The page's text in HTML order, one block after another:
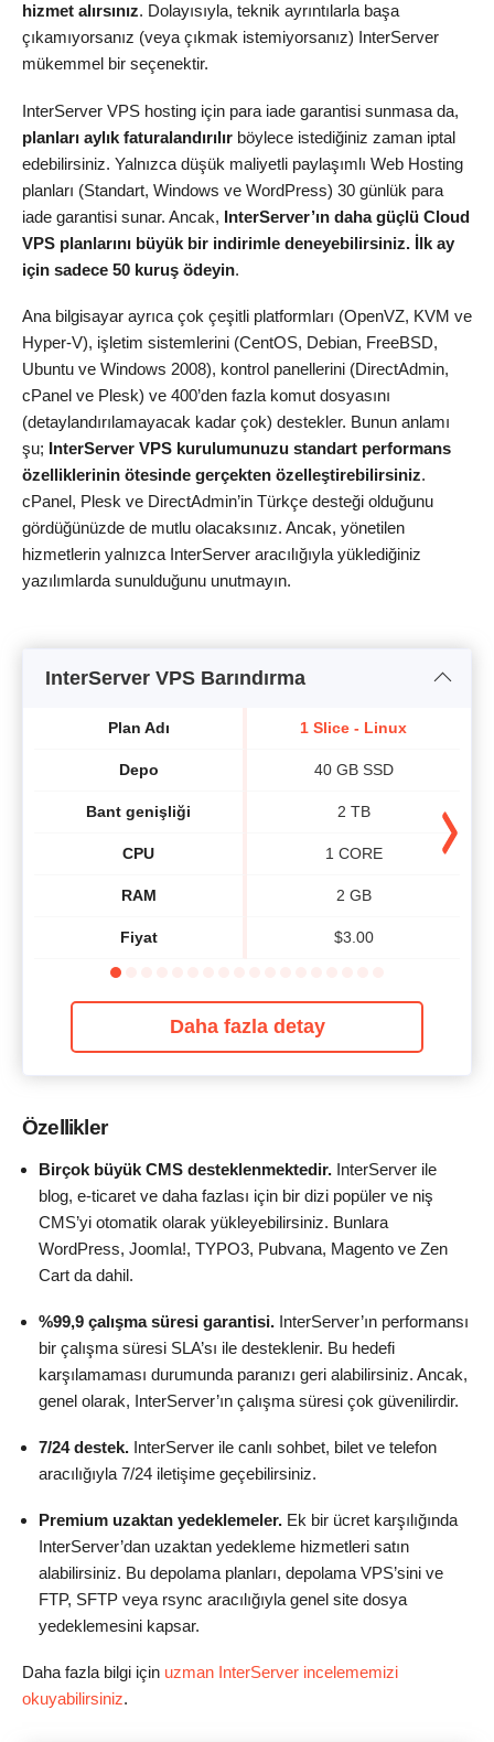
hizmet alırsınız. Dolayısıyla, teknik ayrıntılarla başa
çıkamıyorsanız (veya çıkmak istemiyorsanız) InterServer
mükemmel bir seçenektir.
InterServer VPS hosting için para iade garantisi sunmasa da,
planları aylık faturalandırılır böylece istediğiniz zaman iptal
edebilirsiniz. Yalnızca düşük maliyetli paylaşımlı Web Hosting
planları (Standart, Windows ve WordPress) 30 günlük para
iade garantisi sunar. Ancak, InterServer’ın daha güçlü Cloud
VPS planlarını büyük bir indirimle deneyebilirsiniz. İlk ay
için sadece 50 kuruş ödeyin.
Ana bilgisayar ayrıca çok çeşitli platformları (OpenVZ, KVM ve
Hyper-V), işletim sistemlerini (CentOS, Debian, FreeBSD,
Ubuntu ve Windows 2008), kontrol panellerini (DirectAdmin,
cPanel ve Plesk) ve 400’den fazla komut dosyasını
(detaylandırılamayacak kadar çok) destekler. Bunun anlamı
şu; InterServer VPS kurulumunuzu standart performans
özelliklerinin ötesinde gerçekten özelleştirebilirsiniz.
cPanel, Plesk ve DirectAdmin’in Türkçe desteği olduğunu
gördüğünüzde de mutlu olacaksınız. Ancak, yönetilen
hizmetlerin yalnızca InterServer aracılığıyla yüklediğiniz
yazılımlarda sunulduğunu unutmayın.
InterServer VPS Barındırma
Plan Adı
Depo
Bant genişliği
CPU
RAM
Fiyat
1 Slice - Linux
40 GB SSD
2 TB
1 CORE
2 GB
$3.00
Daha fazla detay
Özellikler
Birçok büyük CMS desteklenmektedir. InterServer ile
blog, e-ticaret ve daha fazlası için bir dizi popüler ve niş
CMS’yi otomatik olarak yükleyebilirsiniz. Bunlara
WordPress, Joomla!, TYPO3, Pubvana, Magento ve Zen
Cart da dahil.
%99,9 çalışma süresi garantisi. InterServer’ın performansı
bir çalışma süresi SLA’sı ile desteklenir. Bu hedefi
karşılamaması durumunda paranızı geri alabilirsiniz. Ancak,
genel olarak, InterServer’ın çalışma süresi çok güvenilirdir.
7/24 destek. InterServer ile canlı sohbet, bilet ve telefon
aracılığıyla 7/24 iletişime geçebilirsiniz.
Premium uzaktan yedeklemeler. Ek bir ücret karşılığında
InterServer’dan uzaktan yedekleme hizmetleri satın
alabilirsiniz. Bu depolama planları, depolama VPS’sini ve
FTP, SFTP veya rsync aracılığıyla genel site dosya
yedeklemesini kapsar.
Daha fazla bilgi için uzman InterServer incelememizi
okuyabilirsiniz.